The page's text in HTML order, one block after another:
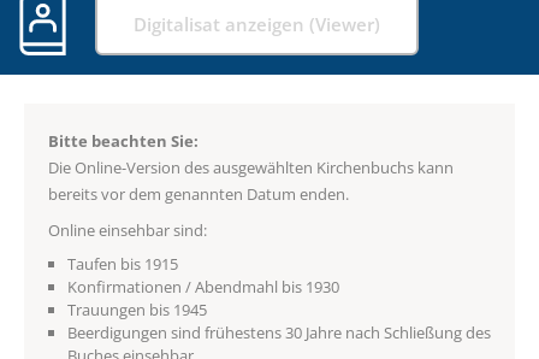
Digitalisat anzeigen (Viewer)
Bitte beachten Sie:
Die Online-Version des ausgewählten Kirchenbuchs kann
bereits vor dem genannten Datum enden.
Online einsehbar sind:
Taufen bis 1915
Konfirmationen / Abendmahl bis 1930
Trauungen bis 1945
Beerdigungen sind frühestens 30 Jahre nach Schließung des